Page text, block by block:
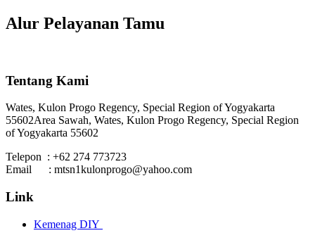
Alur Pelayanan Tamu
Tentang Kami
Wates, Kulon Progo Regency, Special Region of Yogyakarta
55602Area Sawah, Wates, Kulon Progo Regency, Special Region
of Yogyakarta 55602
Telepon : +62 274 773723
Email : mtsn1kulonprogo@yahoo.com
Link
Kemenag DIY